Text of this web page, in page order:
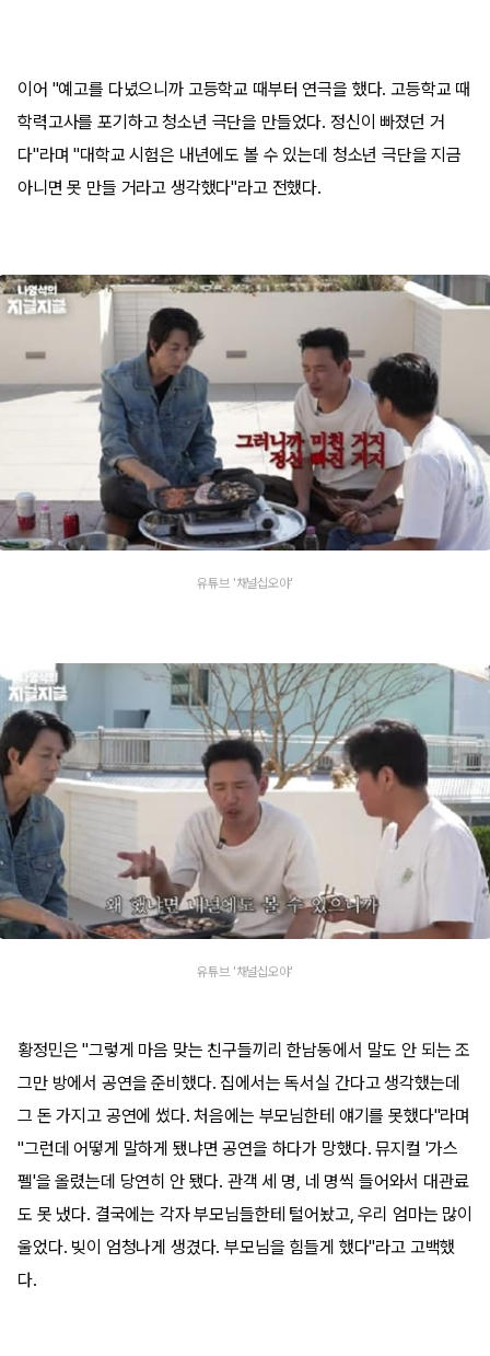
이어 "예고를 다녔으니까 고등학교 때부터 연극을 했다. 고등학교 때
학력고사를 포기하고 청소년 극단을 만들었다. 정신이 빠졌던 거
다"라며 "대학교 시험은 내년에도 볼 수 있는데 청소년 극단을 지금
아니면 못 만들 거라고 생각했다"라고 전했다.
유튜브 '채널십오야'
유튜브 '채널십오야'
황정민은 "그렇게 마음 맞는 친구들끼리 한남동에서 말도 안 되는 조
그만 방에서 공연을 준비했다. 집에서는 독서실 간다고 생각했는데
그 돈 가지고 공연에 썼다. 처음에는 부모님한테 얘기를 못했다"라며
"그런데 어떻게 말하게 됐냐면 공연을 하다가 망했다. 뮤지컬 '가스
펠'을 올렸는데 당연히 안 됐다. 관객 세 명, 네 명씩 들어와서 대관료
도 못 냈다. 결국에는 각자 부모님들한테 털어놨고, 우리 엄마는 많이
울었다. 빚이 엄청나게 생겼다. 부모님을 힘들게 했다"라고 고백했
다.